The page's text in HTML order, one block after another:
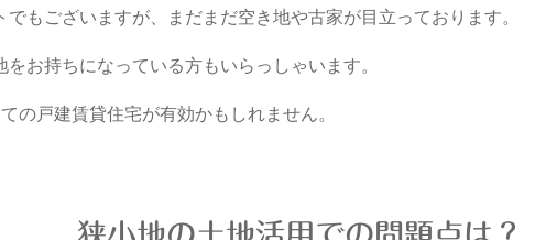
もございますが、まだまだ空き地や古家が目立っております。
お持ちになっている方もいらっしゃいます。
の戸建賃貸住宅が有効かもしれません。